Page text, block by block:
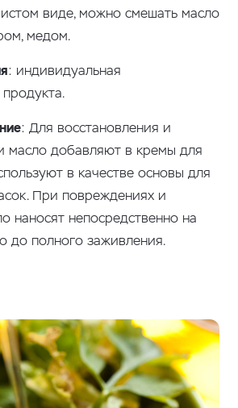
виде, можно смешать масло
медом.
: индивидуальная
: Для восстановления и
масло добавляют в кремы для
в качестве основы для
При повреждениях и
наносят непосредственно на
до полного заживления.